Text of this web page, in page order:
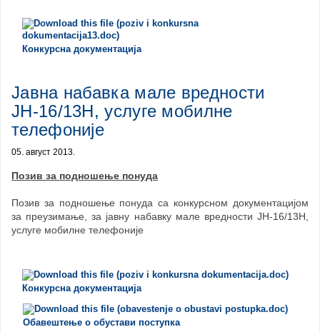
Конкурсна документација
Јавна набавка мале вредности
ЈН-16/13Н, услуге мобилне
телефоније
05. август 2013.
Позив за подношење понуда
Позив за подношење понуда са конкурсном документацијом
за преузимање, за јавну набавку мале вредности ЈН-16/13Н,
услуге мобилне телефоније
Конкурсна документација
Обавештење о обустави поступка